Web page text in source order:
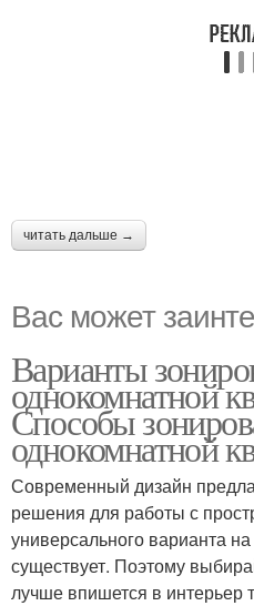
читать дальше →
Вас может
Варианты
однокомнатной
Способы
однокомнатной
Современный дизайн
решения для работы с
универсального варианта
существует. Поэтому
лучше впишется в интерьер